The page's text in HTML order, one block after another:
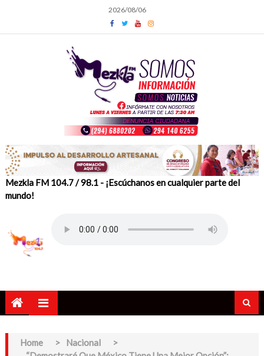
content
2026/08/06
Mezkla FM 104.7 / 98.1 - ¡Escúchanos en cualquier parte del
mundo!
Home > Nacional
>